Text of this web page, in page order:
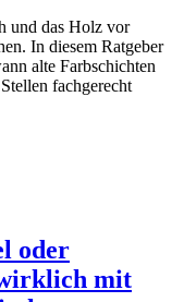
und das Holz vor
In diesem Ratgeber
alte Farbschichten
fachgerecht
oder
mit